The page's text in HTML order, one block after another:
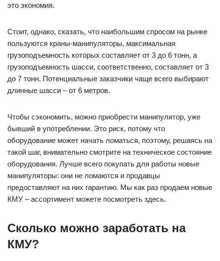
это экономия.
Стоит, однако, сказать, что наибольшим спросом на рынке
пользуются краны-манипуляторы, максимальная
грузоподъемность которых составляет от 3 до 6 тонн, а
грузоподъемность шасси, соответственно, составляет от 3
до 7 тонн. Потенциальные заказчики чаще всего выбирают
длинные шасси – от 6 метров.
Чтобы сэкономить, можно приобрести манипулятор, уже
бывший в употреблении. Это риск, потому что
оборудование может начать ломаться, поэтому, решаясь на
такой шаг, внимательно смотрите на техническое состояние
оборудования. Лучше всего покупать для работы новые
манипуляторы: они не ломаются и продавцы
предоставляют на них гарантию. Мы как раз продаем новые
КМУ – ассортимент можете посмотреть здесь.
Сколько можно заработать на
КМУ?